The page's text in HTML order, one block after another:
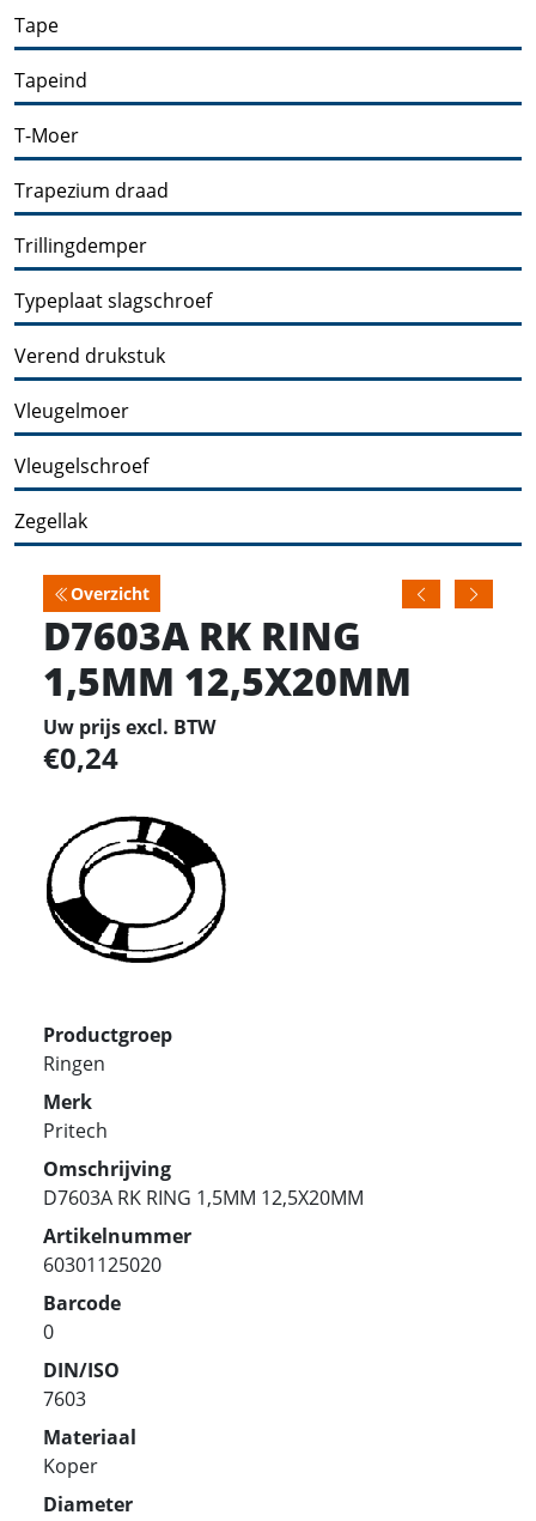
Tape
Tapeind
T-Moer
Trapezium draad
Trillingdemper
Typeplaat slagschroef
Verend drukstuk
Vleugelmoer
Vleugelschroef
Zegellak
Overzicht
D7603A RK RING
1,5MM 12,5X20MM
Uw prijs excl. BTW
0,24
Productgroep
Ringen
Merk
Pritech
Omschrijving
D7603A RK RING 1,5MM 12,5X20MM
Artikelnummer
60301125020
Barcode
0
DIN/ISO
7603
Materiaal
Koper
Diameter